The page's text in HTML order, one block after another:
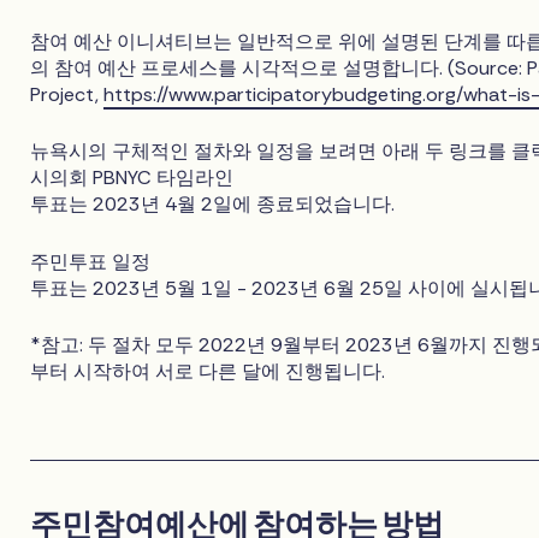
참여 예산 이니셔티브는 일반적으로 위에 설명된 단계를 따
의 참여 예산 프로세스를 시각적으로 설명합니다.
Project,https://www.participatorybudgeting.org/what-
뉴욕시의 구체적인 절차와 일정을 보려면 아래 두 링크를 클
시의회 PBNYC 타임라인
투표는 2023년 4월 2일에 종료되었습니다.
주민투표 일정
투표는 2023년 5월 1일 - 2023년 6월 25일 사이에 실시됩
*참고: 두 절차 모두 2022년 9월부터 2023년 6월까지 진행
부터 시작하여 서로 다른 달에 진행됩니다.
주민참여예산에 참여하는 방법